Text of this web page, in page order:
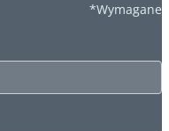
*Wymagane